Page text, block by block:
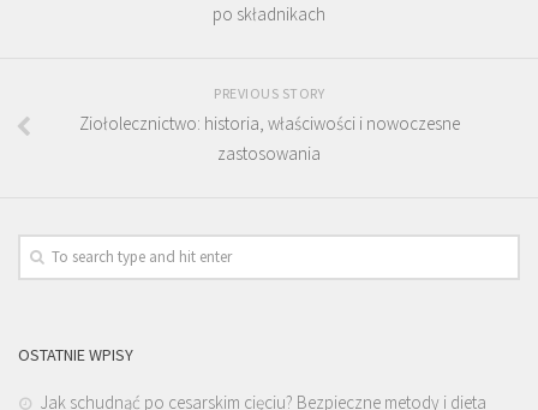
po składnikach
PREVIOUS STORY
Ziołolecznictwo: historia, właściwości i nowoczesne
zastosowania
OSTATNIE WPISY
Jak schudnąć po cesarskim cięciu? Bezpieczne metody i dieta